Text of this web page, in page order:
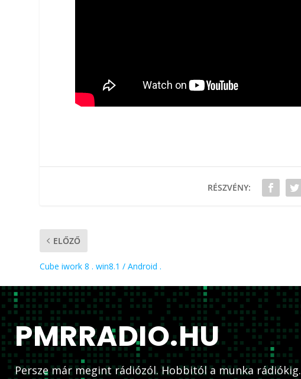
RÉSZVÉNY:
ELŐZŐ
Cube iwork 8 . win8.1 / Android .
PMRRADIO.HU
Persze már megint rádiózól. Hobbitól a munka rádiókig.